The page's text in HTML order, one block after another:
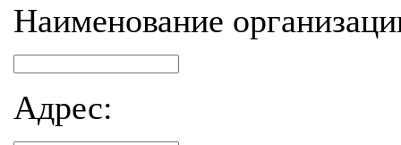
Наименование
Адрес: